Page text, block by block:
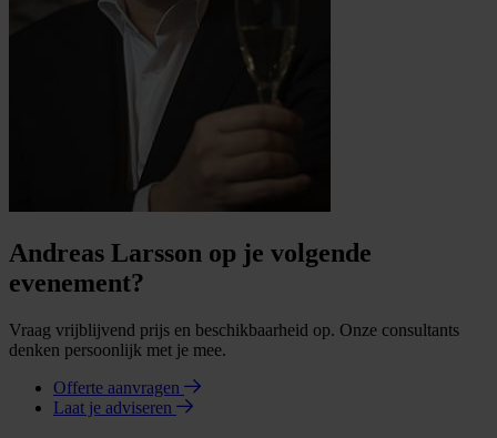
Andreas Larsson op je volgende
evenement?
Vraag vrijblijvend prijs en beschikbaarheid op. Onze consultants
denken persoonlijk met je mee.
Offerte aanvragen
Laat je adviseren